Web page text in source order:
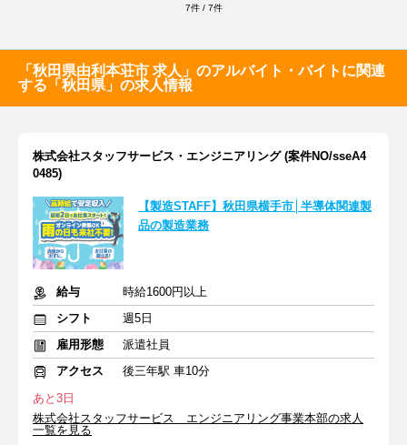
7件 / 7件
「秋田県由利本荘市 求人」のアルバイト・バイトに関連
する「秋田県」の求人情報
株式会社スタッフサービス・エンジニアリング (案件NO/sseA4
0485)
【製造STAFF】秋田県横手市│半導体関連製
品の製造業務
給与
時給1600円以上
シフト
週5日
雇用形態
派遣社員
アクセス
後三年駅 車10分
あと3日
株式会社スタッフサービス エンジニアリング事業本部の求人
一覧を見る